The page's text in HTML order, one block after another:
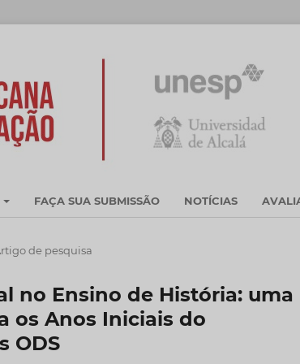
FAÇA SUA SUBMISSÃO NOTÍCIAS
de pesquisa
no Ensino de História: uma
os Anos Iniciais do
ODS